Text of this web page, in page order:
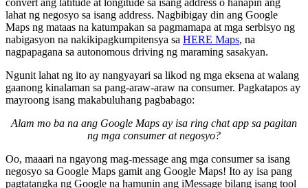
lahat ng negosyo sa isang address. Nagbibigay din ang Google
Maps ng mataas na katumpakan sa pagmamapa at mga serbisyo ng
nabigasyon na nakikipagkumpitensya sa HERE Maps, na
nagpapagana sa autonomous driving ng maraming sasakyan.
Ngunit lahat ng ito ay nangyayari sa likod ng mga eksena at walang
gaanong kinalaman sa pang-araw-araw na consumer. Pagkatapos ay
mayroong isang makabuluhang pagbabago:
Alam mo ba na ang Google Maps ay isa ring chat app sa pagitan
ng mga consumer at negosyo?
Oo, maaari na ngayong mag-message ang mga consumer sa isang
negosyo sa Google Maps gamit ang Google Maps! Ito ay isa pang
pagtatangka ng Google na hamunin ang iMessage bilang isang tool